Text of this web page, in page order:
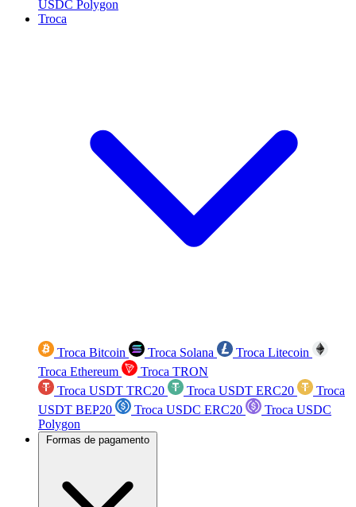
USDC Polygon
Troca
Troca Bitcoin Troca Solana
Troca Litecoin
Troca Ethereum
Troca TRON
Troca USDT TRC20
Troca USDT ERC20
Troca
USDT BEP20
Troca USDC ERC20
Troca USDC
Polygon
Formas de pagamento